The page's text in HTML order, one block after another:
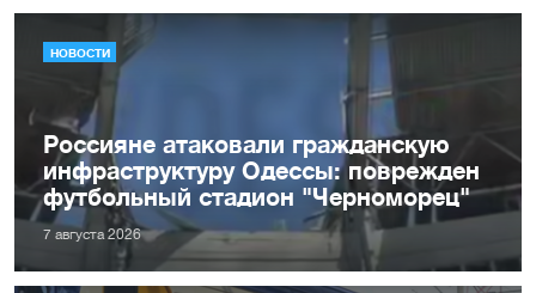
НОВОСТИ
Россияне атаковали гражданскую
инфраструктуру Одессы: поврежден
футбольный стадион "Черноморец"
7 августа 2026